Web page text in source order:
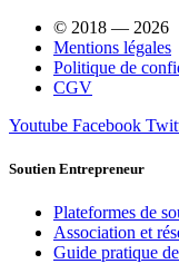
© 2018 — 2026
Mentions légales
Politique de
CGV
Youtube Facebook
Soutien Entrepreneur
Plateformes de
Association et
Guide pratique